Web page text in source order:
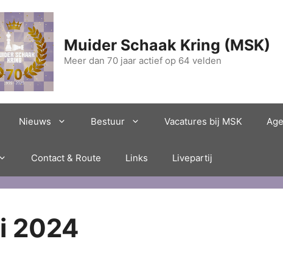
Muider Schaak Kring (MSK)
Meer dan 70 jaar actief op 64 velden
Nieuws Bestuur Vacatures bij MSK
Contact & Route Links Livepartij
2024